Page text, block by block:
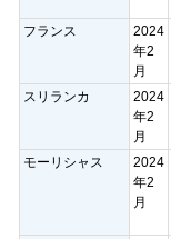
フランス
2024
年2
月
スリランカ
2024
年2
月
モーリシャス
2024
年2
月